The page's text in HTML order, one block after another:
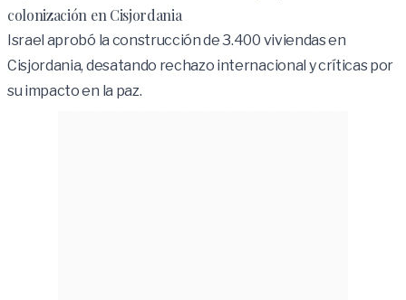
colonización en Cisjordania
Israel aprobó la construcción de 3.400 viviendas en
Cisjordania, desatando rechazo internacional y críticas por
su impacto en la paz.